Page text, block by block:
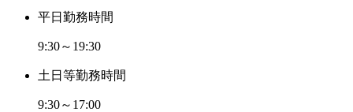
平日勤務時間
9:30～19:30
土日等勤務時間
9:30～17:00